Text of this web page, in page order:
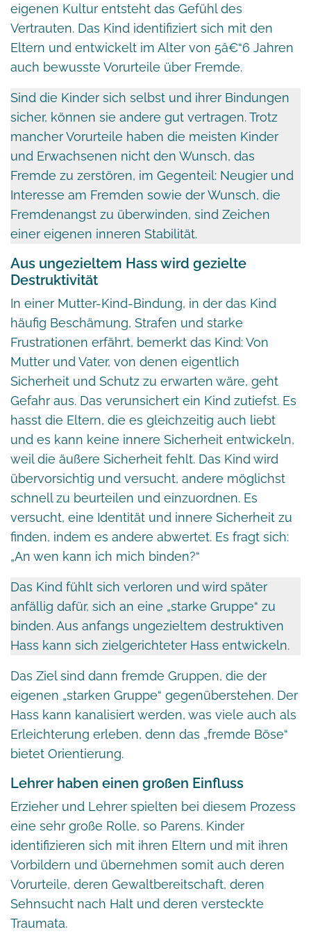
eigenen Kultur entsteht das Gefühl des
Vertrauten. Das Kind identifiziert sich mit den
Eltern und entwickelt im Alter von 5â€“6 Jahren
auch bewusste Vorurteile über Fremde.
Sind die Kinder sich selbst und ihrer Bindungen
sicher, können sie andere gut vertragen. Trotz
mancher Vorurteile haben die meisten Kinder
und Erwachsenen nicht den Wunsch, das
Fremde zu zerstören, im Gegenteil: Neugier und
Interesse am Fremden sowie der Wunsch, die
Fremdenangst zu überwinden, sind Zeichen
einer eigenen inneren Stabilität.
Aus ungezieltem Hass wird gezielte
Destruktivität
In einer Mutter-Kind-Bindung, in der das Kind
häufig Beschämung, Strafen und starke
Frustrationen erfährt, bemerkt das Kind: Von
Mutter und Vater, von denen eigentlich
Sicherheit und Schutz zu erwarten wäre, geht
Gefahr aus. Das verunsichert ein Kind zutiefst. Es
hasst die Eltern, die es gleichzeitig auch liebt
und es kann keine innere Sicherheit entwickeln,
weil die äußere Sicherheit fehlt. Das Kind wird
übervorsichtig und versucht, andere möglichst
schnell zu beurteilen und einzuordnen. Es
versucht, eine Identität und innere Sicherheit zu
finden, indem es andere abwertet. Es fragt sich:
„An wen kann ich mich binden?“
Das Kind fühlt sich verloren und wird später
anfällig dafür, sich an eine „starke Gruppe“ zu
binden. Aus anfangs ungezieltem destruktiven
Hass kann sich zielgerichteter Hass entwickeln.
Das Ziel sind dann fremde Gruppen, die der
eigenen „starken Gruppe“ gegenüberstehen. Der
Hass kann kanalisiert werden, was viele auch als
Erleichterung erleben, denn das „fremde Böse“
bietet Orientierung.
Lehrer haben einen großen Einfluss
Erzieher und Lehrer spielten bei diesem Prozess
eine sehr große Rolle, so Parens. Kinder
identifizieren sich mit ihren Eltern und mit ihren
Vorbildern und übernehmen somit auch deren
Vorurteile, deren Gewaltbereitschaft, deren
Sehnsucht nach Halt und deren versteckte
Traumata.